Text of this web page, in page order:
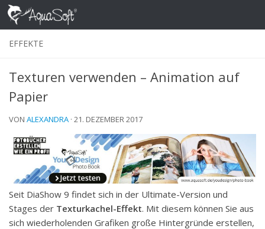
Skip to content
EFFEKTE
Texturen verwenden – Animation auf
Papier
VON ALEXANDRA · 21. DEZEMBER 2017
Seit DiaShow 9 findet sich in der Ultimate-Version und
Stages der Texturkachel-Effekt. Mit diesem können Sie aus
sich wiederholenden Grafiken große Hintergründe erstellen,